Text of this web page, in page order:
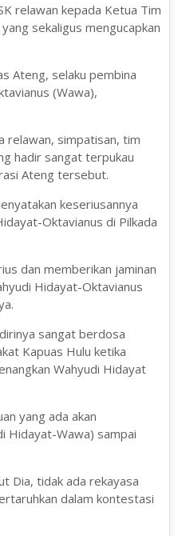
relawan kepada Ketua Tim
sekaligus mengucapkan
Ateng, selaku pembina
(Wawa),
relawan, simpatisan, tim
hadir sangat terpukau
Ateng tersebut.
keseriusannya
Oktavianus di Pilkada
dan memberikan jaminan
Hidayat-Oktavianus
sangat berdosa
Kapuas Hulu ketika
Wahyudi Hidayat
yang ada akan
Hidayat-Wawa) sampai
Dia, tidak ada rekayasa
dalam kontestasi